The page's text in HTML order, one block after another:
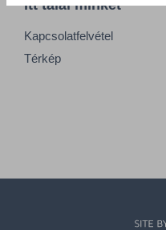
Itt talál minket
Kapcsolatfelvétel
Térkép